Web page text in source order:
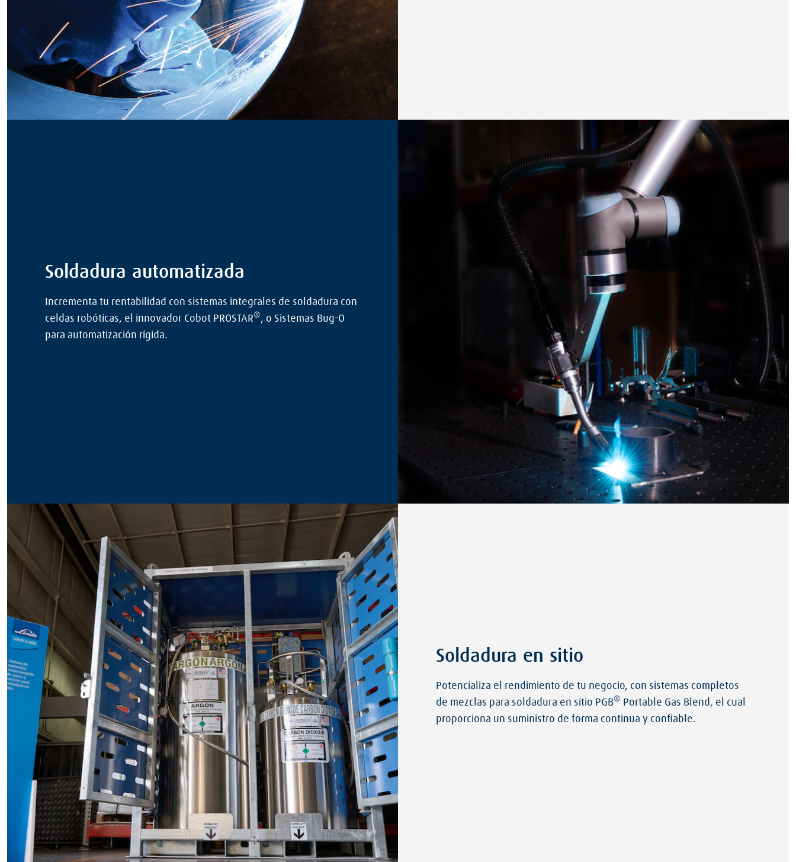
Soldadura automatizada
Incrementa tu rentabilidad con sistemas integrales de soldadura con
celdas robóticas, el innovador Cobot PROSTAR®, o Sistemas Bug-O
para automatización rígida.
Soldadura en sitio
Potencializa el rendimiento de tu negocio, con sistemas completos
de mezclas para soldadura en sitio PGB® Portable Gas Blend, el cual
proporciona un suministro de forma continua y confiable.